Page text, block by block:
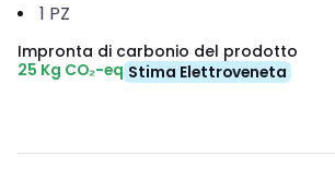
1 PZ
Impronta di carbonio del prodotto
25 Kg CO₂-eq Stima Elettroveneta